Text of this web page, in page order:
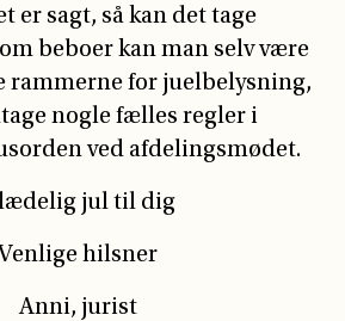
er sagt, så kan det tage
beboer kan man selv være
rammerne for juelbelysning,
nogle fælles regler i
ved afdelingsmødet.
jul til dig
hilsner
Anni, jurist